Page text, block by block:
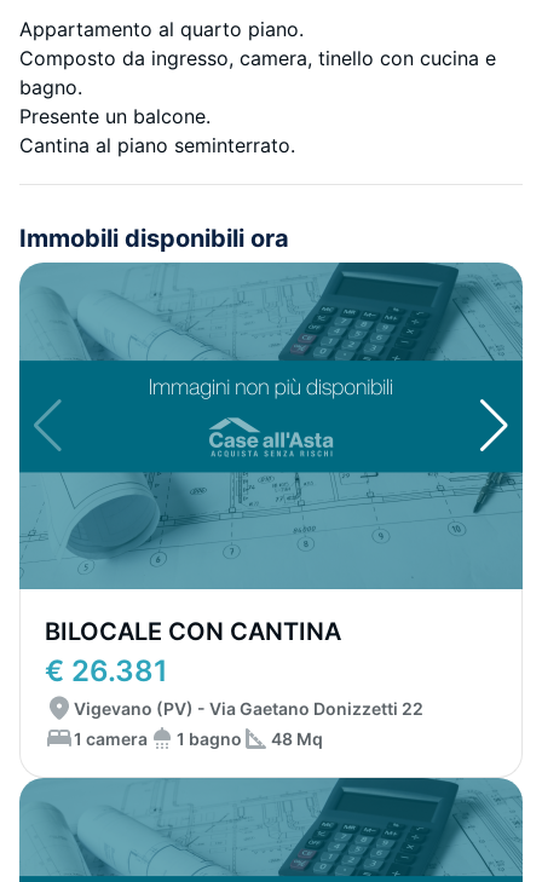
Appartamento al quarto piano.
Composto da ingresso, camera, tinello con cucina e
bagno.
Presente un balcone.
Cantina al piano seminterrato.
Immobili disponibili ora
BILOCALE CON CANTINA
€ 26.381
Vigevano (PV) - Via Gaetano Donizzetti 22
1 camera
1 bagno 48 Mq